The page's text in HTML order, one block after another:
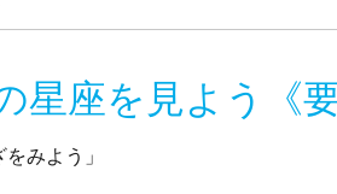
座を見よう《要
みよう」